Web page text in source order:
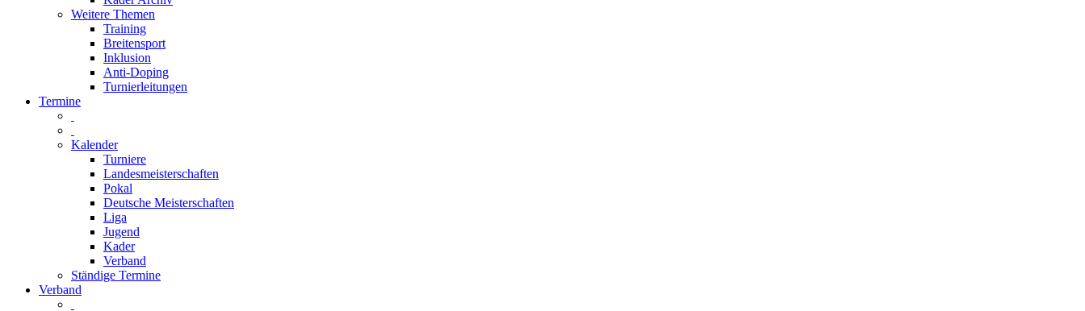
Weitere Themen
Training
Breitensport
Inklusion
Anti-Doping
Turnierleitungen
Termine
Kalender
Turniere
Landesmeisterschaften
Pokal
Deutsche Meisterschaften
Liga
Jugend
Kader
Verband
Ständige Termine
Verband